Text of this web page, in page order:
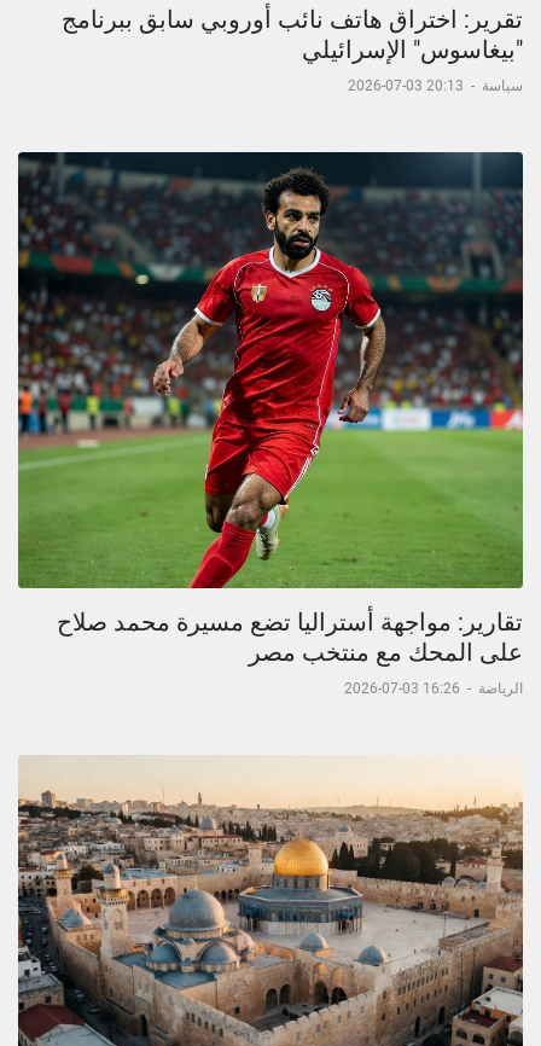
تقرير: اختراق هاتف نائب أوروبي سابق ببرنامج
"بيغاسوس" الإسرائيلي
سياسة -
20:13 03-07-2026
تقارير: مواجهة أستراليا تضع مسيرة محمد صلاح
على المحك مع منتخب مصر
الرياضة -
16:26 03-07-2026